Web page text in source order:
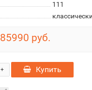
111
85990 руб.
+ Купить